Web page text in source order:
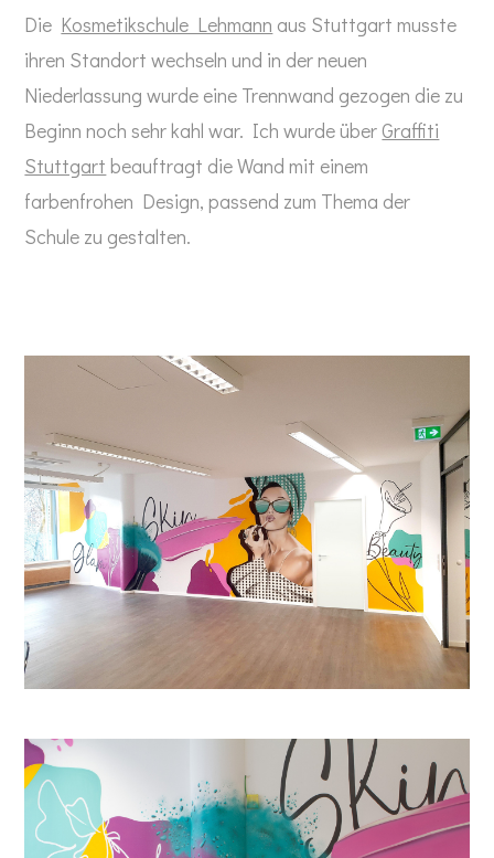
Die Kosmetikschule Lehmann aus Stuttgart musste
ihren Standort wechseln und in der neuen
Niederlassung wurde eine Trennwand gezogen die zu
Beginn noch sehr kahl war. Ich wurde über Graffiti
Stuttgart beauftragt die Wand mit einem
farbenfrohen Design, passend zum Thema der
Schule zu gestalten.